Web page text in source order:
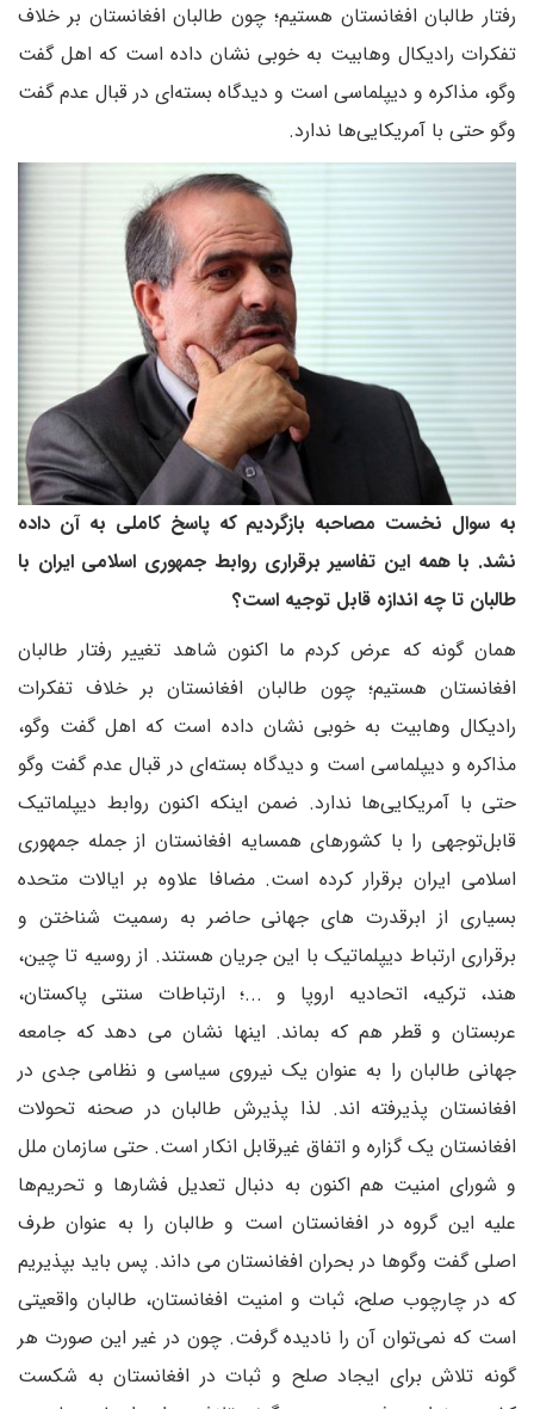
رفتار طالبان افغانستان هستیم؛ چون طالبان افغانستان بر خلاف
تفکرات رادیکال وهابیت به خوبی نشان داده است که اهل گفت
وگو، مذاکره و دیپلماسی است و دیدگاه بسته‌ای در قبال عدم گفت
وگو حتی با آمریکایی‌ها ندارد.
به سوال نخست مصاحبه بازگردیم که پاسخ کاملی به آن داده
نشد. با همه این تفاسیر برقراری روابط جمهوری اسلامی ایران با
طالبان تا چه اندازه قابل توجیه است؟
همان گونه که عرض کردم ما اکنون شاهد تغییر رفتار طالبان
افغانستان هستیم؛ چون طالبان افغانستان بر خلاف تفکرات
رادیکال وهابیت به خوبی نشان داده است که اهل گفت وگو،
مذاکره و دیپلماسی است و دیدگاه بسته‌ای در قبال عدم گفت وگو
حتی با آمریکایی‌ها ندارد. ضمن اینکه اکنون روابط دیپلماتیک
قابل‌توجهی را با کشورهای همسایه افغانستان از جمله جمهوری
اسلامی ایران برقرار کرده است. مضافا علاوه بر ایالات متحده
بسیاری از ابرقدرت های جهانی حاضر به رسمیت شناختن و
برقراری ارتباط دیپلماتیک با این جریان هستند. از روسیه تا چین،
هند، ترکیه، اتحادیه اروپا و ...؛ ارتباطات سنتی پاکستان،
عربستان و قطر هم که بماند. اینها نشان می دهد که جامعه
جهانی طالبان را به عنوان یک نیروی سیاسی و نظامی جدی در
افغانستان پذیرفته اند. لذا پذیرش طالبان در صحنه تحولات
افغانستان یک گزاره و اتفاق غیرقابل انکار است. حتی سازمان ملل
و شورای امنیت هم اکنون به دنبال تعدیل فشارها و تحریم‌ها
علیه این گروه در افغانستان است و طالبان را به عنوان طرف
اصلی گفت وگوها در بحران افغانستان می داند. پس باید بپذیریم
که در چارچوب صلح، ثبات و امنیت افغانستان، طالبان واقعیتی
است که نمی‌توان آن را نادیده گرفت. چون در غیر این صورت هر
گونه تلاش برای ایجاد صلح و ثبات در افغانستان به شکست